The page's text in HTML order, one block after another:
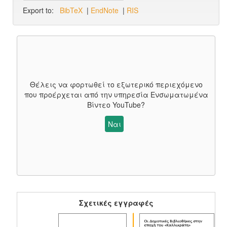
Export to: BibTeX | EndNote | RIS
Θέλεις να φορτωθεί το εξωτερικό περιεχόμενο
που προέρχεται από την υπηρεσία Ενσωματωμένα
Βίντεο YouTube?
Ναι
Σχετικές εγγραφές